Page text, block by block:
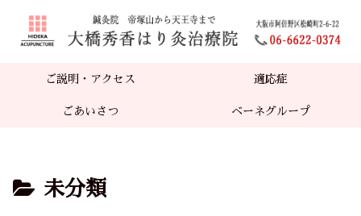
ご説明・アクセス 適応症
ごあいさつ ベーネグループ
未分類